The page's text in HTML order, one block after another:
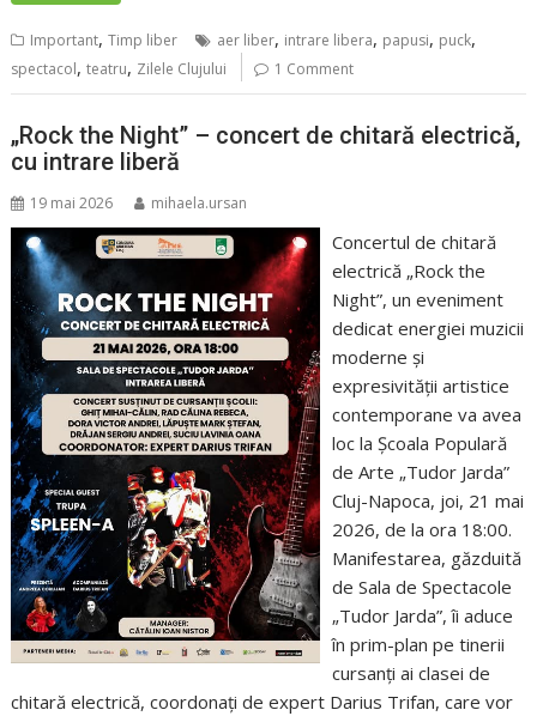
Important,Timp liber aer liber, intrare libera, papusi, puck,
spectacol,teatru, Zilele Clujului 1 Comment
„Rock the Night” – concert de chitară electrică,
cu intrare liberă
19 mai 2026 mihaela.ursan
Concertul de chitară
electrică „Rock the
Night”, un eveniment
dedicat energiei muzicii
moderne și
expresivității artistice
contemporane va avea
loc la Școala Populară
de Arte „Tudor Jarda”
Cluj-Napoca, joi, 21 mai
2026, de la ora 18:00.
Manifestarea, găzduită
de Sala de Spectacole
„Tudor Jarda”, îi aduce
în prim-plan pe tinerii
cursanți ai clasei de
chitară electrică, coordonați de expert Darius Trifan, care vor